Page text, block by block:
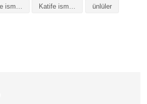
Katife isminin kökeni Katife isminin numerolojisi ünlüler